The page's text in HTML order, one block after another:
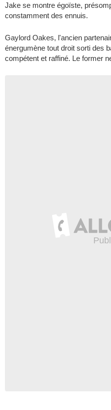
Jake se montre égoïste,
constamment des ennuis.
Gaylord Oakes, l'ancien
énergumène tout droit sorti des
compétent et raffiné. Le former